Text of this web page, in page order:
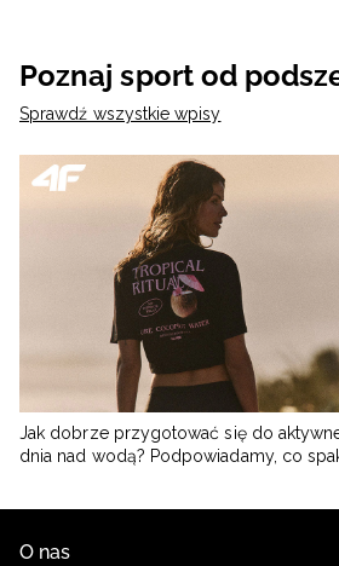
Poznaj sport od
Sprawdź wszystkie wpisy
Jak dobrze przygotować się do
dnia nad wodą? Podpowiadamy, co
O nas